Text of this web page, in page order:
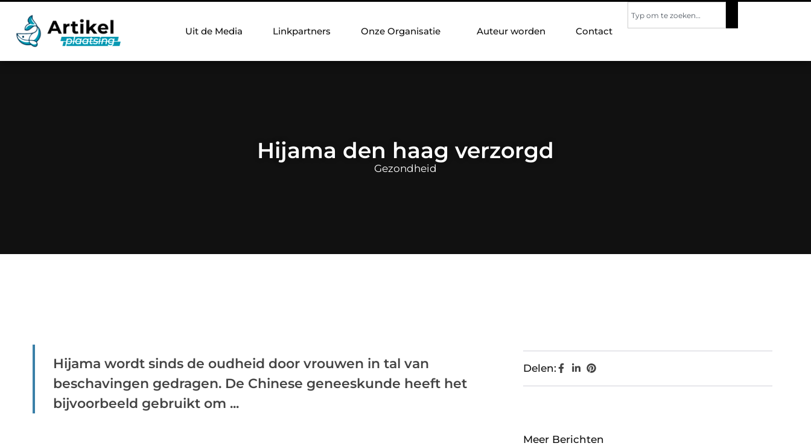
Uit de Media Linkpartners Onze Organisatie Auteur worden Contact
Hijama den haag verzorgd
Gezondheid
Hijama wordt sinds de oudheid door vrouwen in tal van
beschavingen gedragen. De Chinese geneeskunde heeft het
bijvoorbeeld gebruikt om ...
Delen:
Meer Berichten